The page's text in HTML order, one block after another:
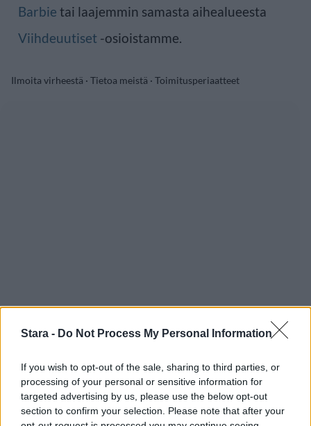
Stara - Do Not Process My Personal Information
If you wish to opt-out of the sale, sharing to third parties, or
processing of your personal or sensitive information for
targeted advertising by us, please use the below opt-out
section to confirm your selection. Please note that after your
Barbie tai laajemmin samasta aihealueesta
Viihdeuutiset -osioistamme.
Ilmoita virheestä · Tietoa meistä · Toimitusperiaatteet